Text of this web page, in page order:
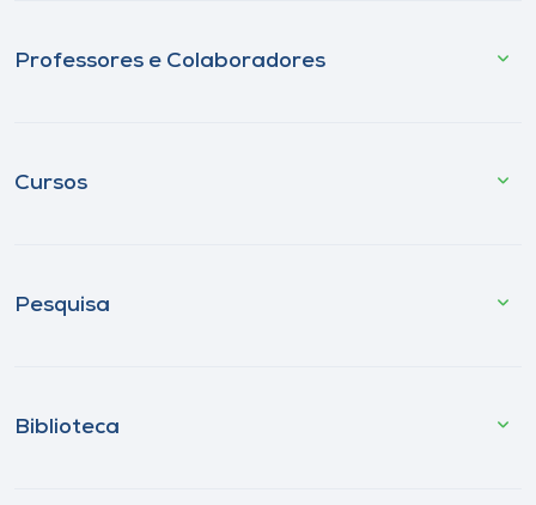
Professores e Colaboradores
Cursos
Pesquisa
Biblioteca